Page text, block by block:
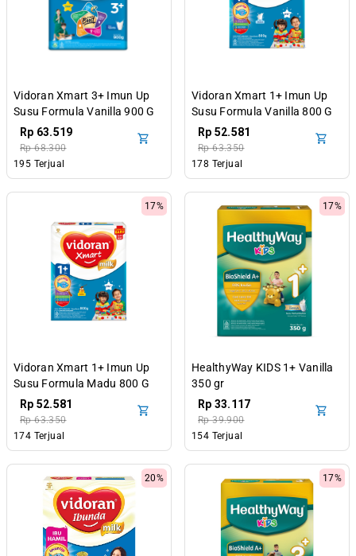
Vidoran Xmart 3+ Imun Up
Susu Formula Vanilla 900 G
Rp 63.519
Rp 68.300
195 Terjual
Vidoran Xmart 1+ Imun Up
Susu Formula Vanilla 800 G
Rp 52.581
Rp 63.350
178 Terjual
17%
Vidoran Xmart 1+ Imun Up
Susu Formula Madu 800 G
Rp 52.581
Rp 63.350
174 Terjual
17%
HealthyWay KIDS 1+ Vanilla
350 gr
Rp 33.117
Rp 39.900
154 Terjual
20% 17%